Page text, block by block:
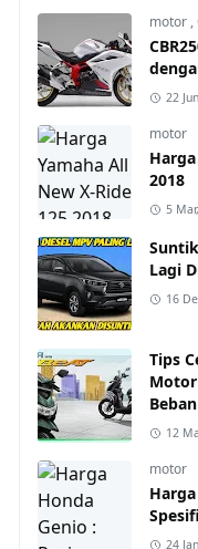
motor ,
22
motor
2018
5
Lagi
16
Tips
12
motor
24